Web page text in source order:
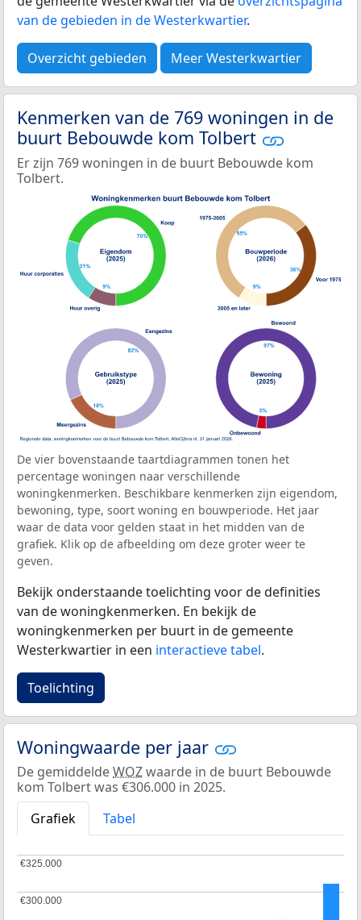
van de gebieden in de Westerkwartier.
Overzicht gebieden Meer Westerkwartier
Kenmerken van de 769 woningen in de
buurt Bebouwde kom Tolbert
Er zijn 769 woningen in de buurt Bebouwde kom
Tolbert.
De vier bovenstaande taartdiagrammen tonen het
percentage woningen naar verschillende
woningkenmerken. Beschikbare kenmerken zijn eigendom,
bewoning, type, soort woning en bouwperiode. Het jaar
waar de data voor gelden staat in het midden van de
grafiek. Klik op de afbeelding om deze groter weer te
geven.
Bekijk onderstaande toelichting voor de definities
van de woningkenmerken. En bekijk de
woningkenmerken per buurt in de gemeente
Westerkwartier in een interactieve tabel.
Toelichting
Woningwaarde per jaar
De gemiddeldeWOZwaarde in de buurt Bebouwde
kom Tolbert was €306.000 in 2025.
Grafiek
Tabel
€300.000
€300.000
€325.000
€325.000